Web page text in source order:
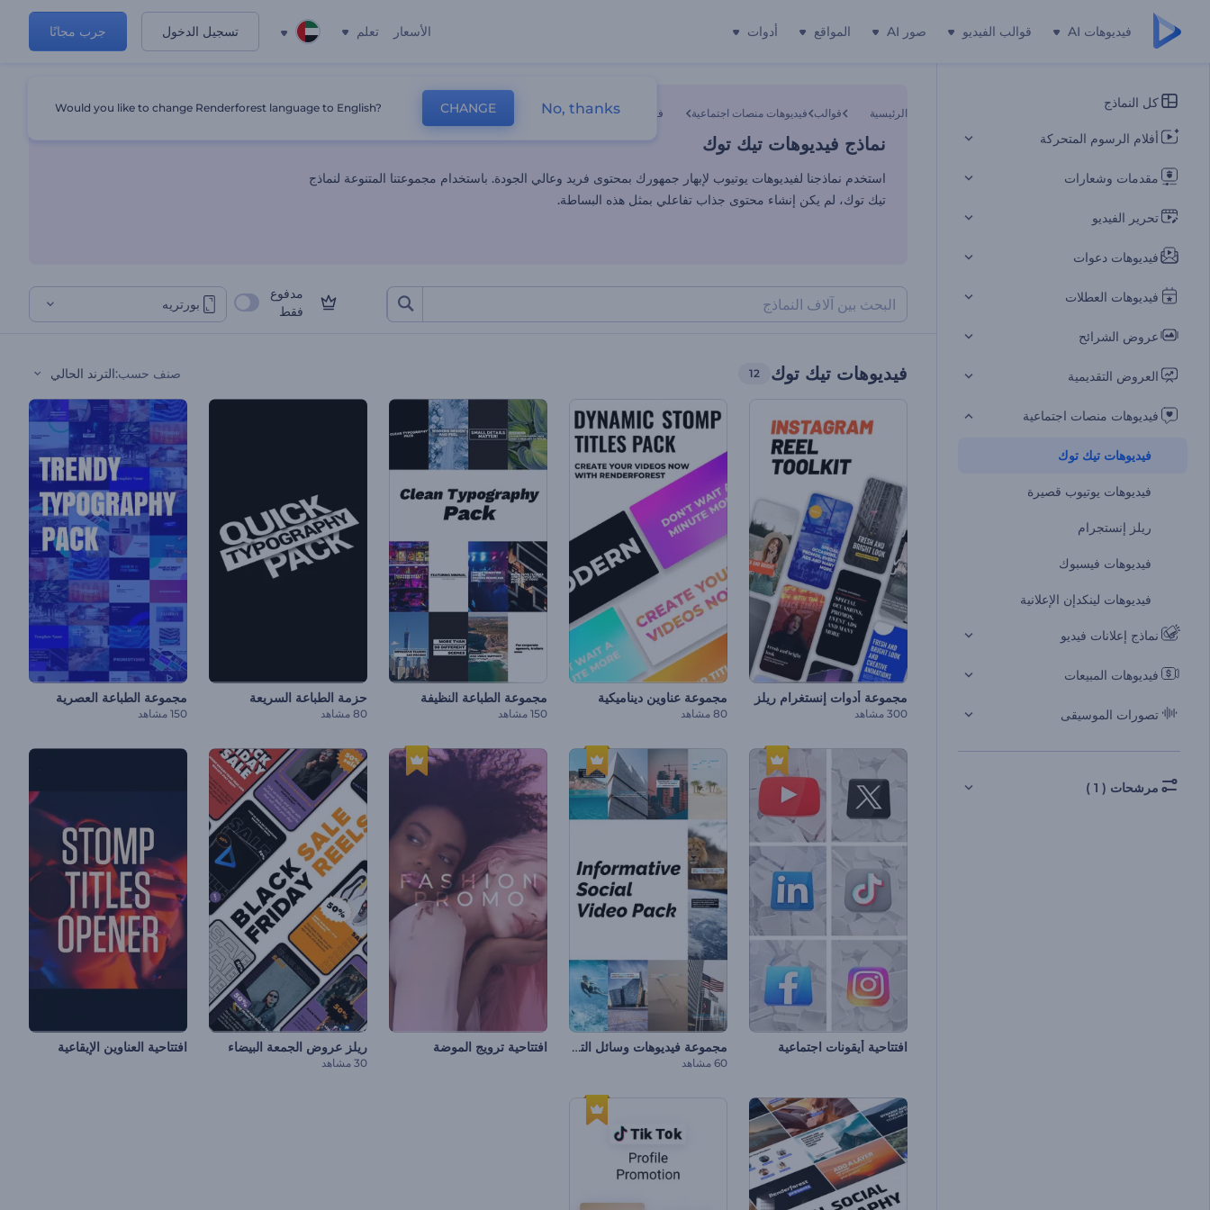
فيديوهات AI قوالب الفيديو صور AI المواقع أدوات الأسعار تعلم تسجيل الدخول جرب مجانًا
كل النماذج
أفلام الرسوم المتحركة
مقدمات وشعارات
تحرير الفيديو
فيديوهات دعوات
فيديوهات العطلات
عروض الشرائح
العروض التقديمية
فيديوهات منصات اجتماعية
فيديوهات تيك توك
فيديوهات يوتيوب قصيرة
ريلز إنستجرام
فيديوهات فيسبوك
فيديوهات لينكدإن الإعلانية
نماذج إعلانات فيديو
فيديوهات المبيعات
تصورات الموسيقى
مرشحات ( 1 )
الرئيسية قوالب فيديوهات منصات اجتماعية فيديوهات تيك توك
نماذج فيديوهات تيك توك
استخدم نماذجنا لفيديوهات يوتيوب لإبهار جمهورك بمحتوى فريد وعالي الجودة. باستخدام مجموعتنا المتنوعة لنماذج
تيك توك، لم يكن إنشاء محتوى جذاب تفاعلي بمثل هذه البساطة.
مدفوع
فقط
بورتريه
فيديوهات تيك توك 12 صنف حسب:الترند الحالي
مجموعة أدوات إنستغرام ريلز
300 مشاهد
مجموعة عناوين ديناميكية
80 مشاهد
مجموعة الطباعة النظيفة
150 مشاهد
حزمة الطباعة السريعة
80 مشاهد
مجموعة الطباعة العصرية
150 مشاهد
افتتاحية أيقونات اجتماعية مجموعة فيديوهات وسائل التواصل الاجتماعي الموضوعية
60 مشاهد
افتتاحية ترويج الموضة ريلز عروض الجمعة البيضاء
30 مشاهد
افتتاحية العناوين الإيقاعية
Would you like to change Renderforest language to English? CHANGE No, thanks